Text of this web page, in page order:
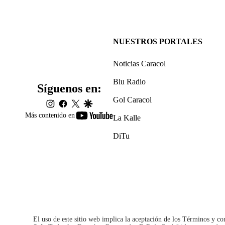
Más contenido en
youtube-
Síguenos en:
instagram
facebook
twittergoogle
NUESTROS PORTALES
Noticias Caracol
Blu Radio
Gol Caracol
La Kalle
DiTu
El uso de este sitio web implica la aceptación de los Términos y